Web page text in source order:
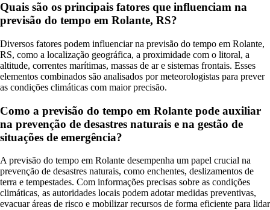
Quais são os principais fatores que influenciam na
previsão do tempo em Rolante, RS?
Diversos fatores podem influenciar na previsão do tempo em Rolante,
RS, como a localização geográfica, a proximidade com o litoral, a
altitude, correntes marítimas, massas de ar e sistemas frontais. Esses
elementos combinados são analisados por meteorologistas para prever
as condições climáticas com maior precisão.
Como a previsão do tempo em Rolante pode auxiliar
na prevenção de desastres naturais e na gestão de
situações de emergência?
A previsão do tempo em Rolante desempenha um papel crucial na
prevenção de desastres naturais, como enchentes, deslizamentos de
terra e tempestades. Com informações precisas sobre as condições
climáticas, as autoridades locais podem adotar medidas preventivas,
evacuar áreas de risco e mobilizar recursos de forma eficiente para lidar